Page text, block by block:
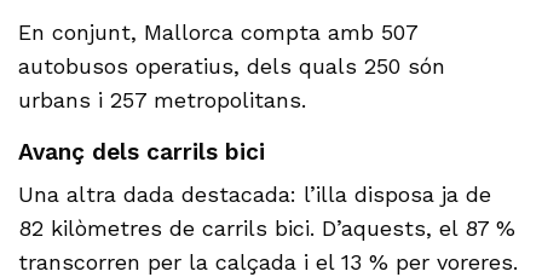
En conjunt, Mallorca compta amb 507
autobusos operatius, dels quals 250 són
urbans i 257 metropolitans.
Avanç dels carrils bici
Una altra dada destacada: l’illa disposa ja de
82 kilòmetres de carrils bici. D’aquests, el 87 %
transcorren per la calçada i el 13 % per voreres.